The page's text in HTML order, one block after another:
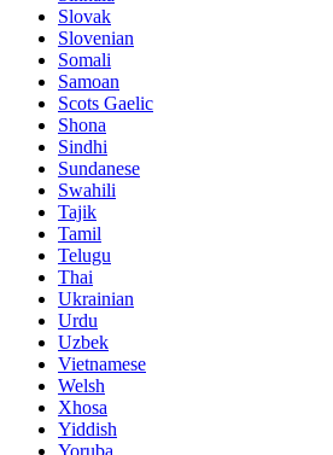
Slovak
Slovenian
Somali
Samoan
Scots Gaelic
Shona
Sindhi
Sundanese
Swahili
Tajik
Tamil
Telugu
Thai
Ukrainian
Urdu
Uzbek
Vietnamese
Welsh
Xhosa
Yiddish
Yoruba